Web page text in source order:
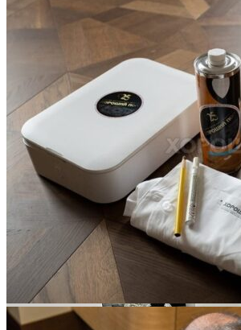
Услуги по реставрации паркета
Блог
Интересные статьи о паркете Coswick